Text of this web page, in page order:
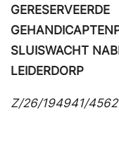
GERESERVEERDE
SLUISWACHT
LEIDERDORP
Z/26/194941/